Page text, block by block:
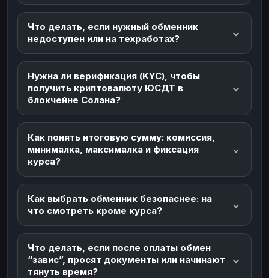
Что делать, если нужный обменник
недоступен или на техработах?
Нужна ли верификация (KYC), чтобы
получить криптовалюту ЮСДТ в
блокчейне Солана?
Как понять итоговую сумму: комиссия,
минималка, максималка и фиксация
курса?
Как выбрать обменник безопаснее: на
что смотреть кроме курса?
Что делать, если после оплаты обмен
“завис”, просят документы или начинают
тянуть время?